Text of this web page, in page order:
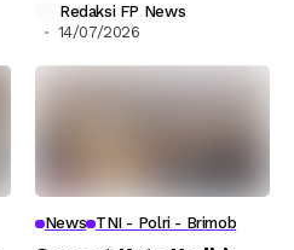
Redaksi FP News
14/07/2026
News TNI - Polri - Brimob